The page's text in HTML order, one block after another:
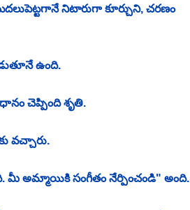
నిటారుగా కూర్చుని, చరణం
ఉంది.
చెప్పింది శృతి.
వచ్చారు.
అమ్మాయికి సంగీతం నేర్పించండి" అంది.